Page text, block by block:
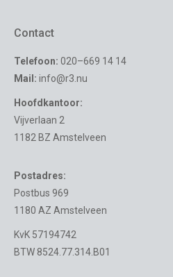
Contact
Telefoon: 020–669 14 14
Mail: info@r3.nu
Hoofdkantoor:
Vijverlaan 2
1182 BZ Amstelveen
Postadres:
Postbus 969
1180 AZ Amstelveen
KvK 57194742
BTW 8524.77.314.B01